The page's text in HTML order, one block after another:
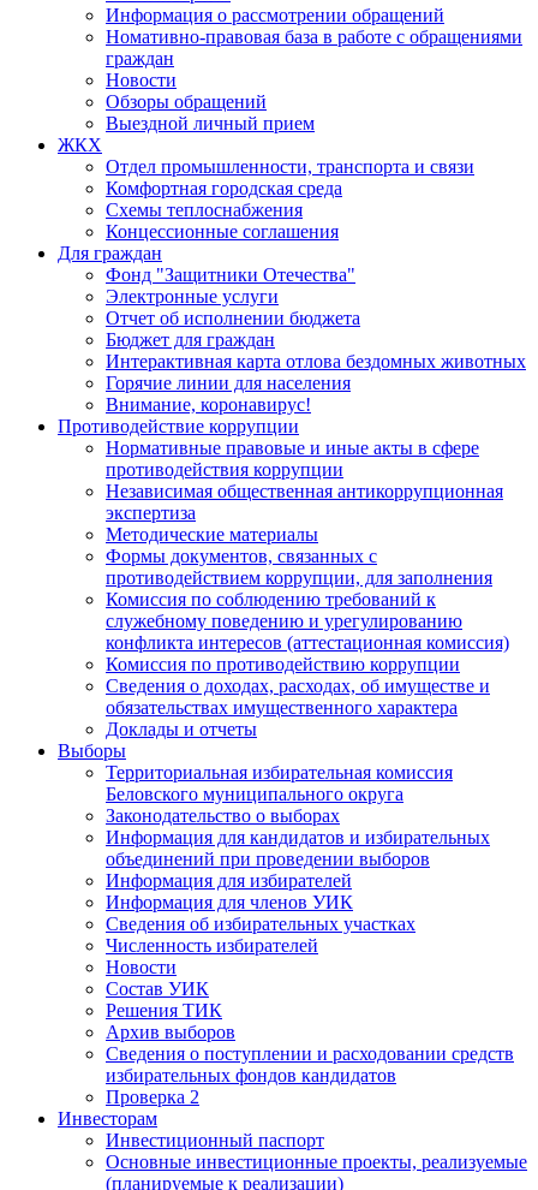
Информация о рассмотрении обращений
Номативно-правовая база в работе с обращениями
граждан
Новости
Обзоры обращений
Выездной личный прием
ЖКХ
Отдел промышленности, транспорта и связи
Комфортная городская среда
Схемы теплоснабжения
Концессионные соглашения
Для граждан
Фонд "Защитники Отечества"
Электронные услуги
Отчет об исполнении бюджета
Бюджет для граждан
Интерактивная карта отлова бездомных животных
Горячие линии для населения
Внимание, коронавирус!
Противодействие коррупции
Нормативные правовые и иные акты в сфере
противодействия коррупции
Независимая общественная антикоррупционная
экспертиза
Методические материалы
Формы документов, связанных с
противодействием коррупции, для заполнения
Комиссия по соблюдению требований к
служебному поведению и урегулированию
конфликта интересов (аттестационная комиссия)
Комиссия по противодействию коррупции
Сведения о доходах, расходах, об имуществе и
обязательствах имущественного характера
Доклады и отчеты
Выборы
Территориальная избирательная комиссия
Беловского муниципального округа
Законодательство о выборах
Информация для кандидатов и избирательных
объединений при проведении выборов
Информация для избирателей
Информация для членов УИК
Сведения об избирательных участках
Численность избирателей
Новости
Состав УИК
Решения ТИК
Архив выборов
Сведения о поступлении и расходовании средств
избирательных фондов кандидатов
Проверка 2
Инвесторам
Инвестиционный паспорт
Основные инвестиционные проекты, реализуемые
(планируемые к реализации)